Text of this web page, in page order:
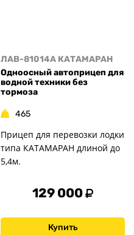
ЛАВ-81014A КАТАМАРАН
Одноосный автоприцеп для
водной техники без
тормоза
465
Прицеп для перевозки лодки
типа КАТАМАРАН длиной до
5,4м.
129 000
Купить